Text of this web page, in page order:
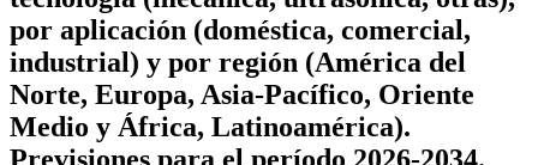
por aplicación (doméstica, comercial,
industrial) y por región (América del
Norte, Europa, Asia-Pacífico, Oriente
Medio y África, Latinoamérica).